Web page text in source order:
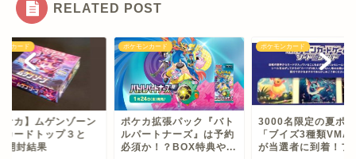
RELATED POST
ンカード
ケカ】ムゲンゾーン
カードトップ３と
開封結果
ポケモンカード
ポケカ拡張パック『バト
ルパートナーズ』は予約
必須か！？BOX特典や...
ポケモンカード
3000名限定の夏ポ
「ブイズ3種類
が当選者に到着！フ